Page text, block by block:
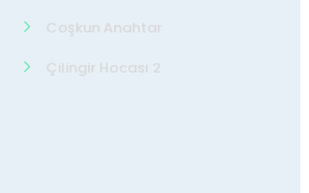
Coşkun Anahtar
Çilingir Hocası 2